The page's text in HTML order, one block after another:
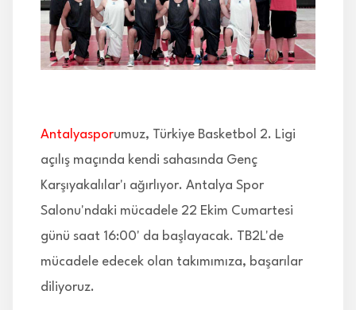
İLETİŞİM
Antalyasporumuz, Türkiye Basketbol 2. Ligi
açılış maçında kendi sahasında Genç
Karşıyakalılar'ı ağırlıyor. Antalya Spor
Salonu'ndaki mücadele 22 Ekim Cumartesi
günü saat 16:00' da başlayacak. TB2L'de
mücadele edecek olan takımımıza, başarılar
diliyoruz.